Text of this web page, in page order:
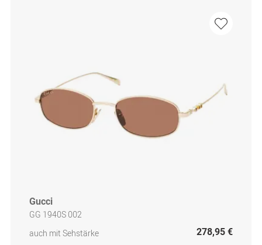
Gucci
GG 1940S 002
auch mit Sehstärke
278,95 €